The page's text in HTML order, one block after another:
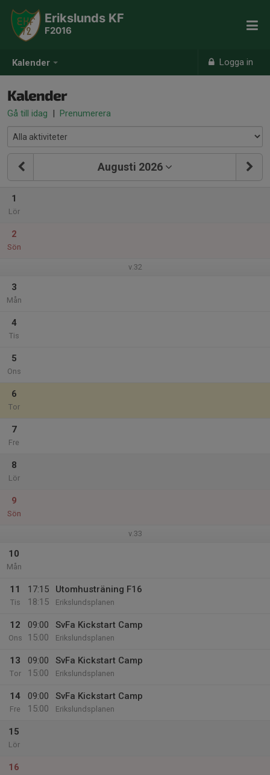
Kalender Logga in
Erikslunds KF
F2016
Kalender
Gå till idag | Prenumerera
Augusti 2026
1
Lör
2
Sön
v.32
3
Mån
4
Tis
5
Ons
6
Tor
7
Fre
8
Lör
9
Sön
v.33
10
Mån
11
Tis
17:15
18:15
Utomhusträning F16
Erikslundsplanen
12
Ons
09:00
15:00
SvFa Kickstart Camp
Erikslundsplanen
13
Tor
09:00
15:00
SvFa Kickstart Camp
Erikslundsplanen
14
Fre
09:00
15:00
SvFa Kickstart Camp
Erikslundsplanen
15
Lör
16